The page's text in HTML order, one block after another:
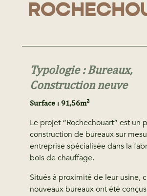
Typologie : Bureaux,
Construction neuve
Surface : 91,56m²
Le projet “Rochechouart” est un
construction de bureaux sur
entreprise spécialisée dans la
bois de chauffage.
Situés à proximité de leur usine,
nouveaux bureaux ont été